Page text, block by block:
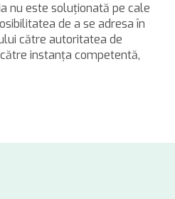
nu este soluționată pe cale
de a se adresa în
către autoritatea de
instanţa competentă,